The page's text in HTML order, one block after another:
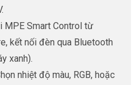
MPE Smart Control từ
kết nối đèn qua Bluetooth
xanh).
nhiệt độ màu, RGB, hoặc